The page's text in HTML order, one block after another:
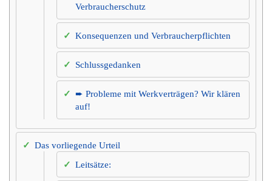
Verbraucherschutz
Konsequenzen und Verbraucherpflichten
Schlussgedanken
➨ Probleme mit Werkverträgen? Wir klären
auf!
Das vorliegende Urteil
Leitsätze: